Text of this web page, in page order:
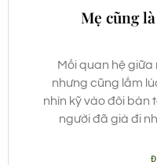
Mẹ cũng
Mối quan hệ
nhưng cũng lắm
nhìn kỹ vào đôi bàn
người đã già đi